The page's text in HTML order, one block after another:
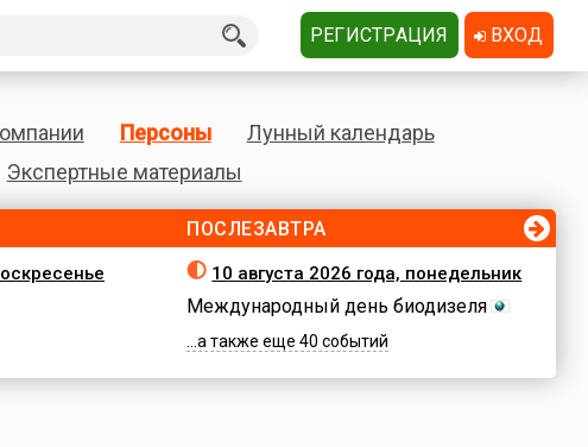
Персоны
Лунный календарь
Экспертные материалы
ПОСЛЕЗАВТРА
10 августа 2026 года, понедельник
Международный день биодизеля
...а также еще 40 событий
РЕГИСТРАЦИЯ ВХОД